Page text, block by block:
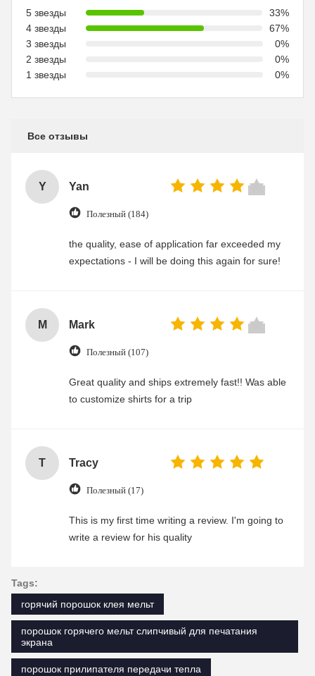
5 звезды
33%
4 звезды
67%
3 звезды
0%
2 звезды
0%
1 звезды
0%
Все отзывы
Y Yan
Полезный (184)
the quality, ease of application far exceeded my
expectations - I will be doing this again for sure!
M Mark
Полезный (107)
Great quality and ships extremely fast!! Was able
to customize shirts for a trip
T Tracy
Полезный (17)
This is my first time writing a review. I'm going to
write a review for his quality
Tags:
горячий порошок клея мельт
порошок горячего мельт слипчивый для печатания
экрана
порошок прилипателя передачи тепла